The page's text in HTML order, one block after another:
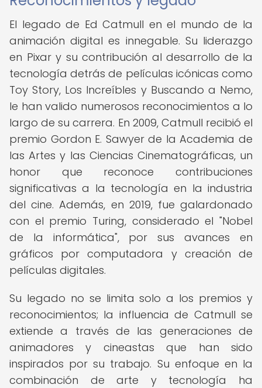
El legado de Ed Catmull en el mundo de la
animación digital es innegable. Su liderazgo
en Pixar y su contribución al desarrollo de la
tecnología detrás de películas icónicas como
Toy Story, Los Increíbles y Buscando a Nemo,
le han valido numerosos reconocimientos a lo
largo de su carrera. En 2009, Catmull recibió el
premio Gordon E. Sawyer de la Academia de
las Artes y las Ciencias Cinematográficas, un
honor que reconoce contribuciones
significativas a la tecnología en la industria
del cine. Además, en 2019, fue galardonado
con el premio Turing, considerado el "Nobel
de la informática", por sus avances en
gráficos por computadora y creación de
películas digitales.
Su legado no se limita solo a los premios y
reconocimientos; la influencia de Catmull se
extiende a través de las generaciones de
animadores y cineastas que han sido
inspirados por su trabajo. Su enfoque en la
combinación de arte y tecnología ha